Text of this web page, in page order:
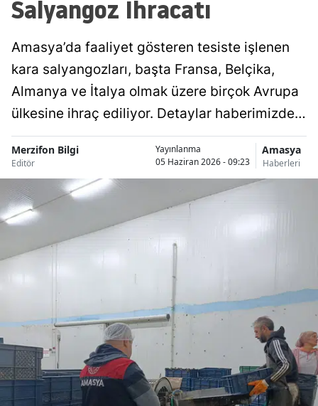
Salyangoz İhracatı
Amasya’da faaliyet gösteren tesiste işlenen
kara salyangozları, başta Fransa, Belçika,
Almanya ve İtalya olmak üzere birçok Avrupa
ülkesine ihraç ediliyor. Detaylar haberimizde…
Merzifon Bilgi
Editör
Yayınlanma
05 Haziran 2026 - 09:23
Amasya
Haberleri